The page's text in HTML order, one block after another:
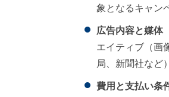
象となるキャン
広告内容と媒体
エイティブ（画
局、新聞社など
費用と支払い条